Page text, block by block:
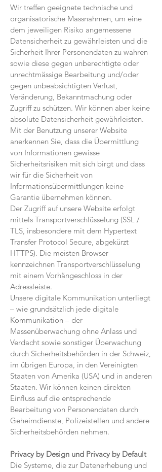
Wir treffen geeignete technische und
organisatorische Massnahmen, um eine
dem jeweiligen Risiko angemessene
Datensicherheit zu gewährleisten und die
Sicherheit Ihrer Personendaten zu wahren
sowie diese gegen unberechtigte oder
unrechtmässige Bearbeitung und/oder
gegen unbeabsichtigten Verlust,
Veränderung, Bekanntmachung oder
Zugriff zu schützen. Wir können aber keine
absolute Datensicherheit gewährleisten.
Mit der Benutzung unserer Website
anerkennen Sie, dass die Übermittlung
von Informationen gewisse
Sicherheitsrisiken mit sich birgt und dass
wir für die Sicherheit von
Informationsübermittlungen keine
Garantie übernehmen können.
Der Zugriff auf unsere Website erfolgt
mittels Transportverschlüsselung (SSL /
TLS, insbesondere mit dem Hypertext
Transfer Protocol Secure, abgekürzt
HTTPS). Die meisten Browser
kennzeichnen Transportverschlüsselung
mit einem Vorhängeschloss in der
Adressleiste.
Unsere digitale Kommunikation unterliegt
– wie grundsätzlich jede digitale
Kommunikation – der
Massenüberwachung ohne Anlass und
Verdacht sowie sonstiger Überwachung
durch Sicherheitsbehörden in der Schweiz,
im übrigen Europa, in den Vereinigten
Staaten von Amerika (USA) und in anderen
Staaten. Wir können keinen direkten
Einfluss auf die entsprechende
Bearbeitung von Personendaten durch
Geheimdienste, Polizeistellen und andere
Sicherheitsbehörden nehmen.
Privacy by Design und Privacy by Default
Die Systeme, die zur Datenerhebung und